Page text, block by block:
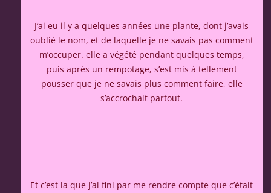
J’ai eu il y a quelques années une plante, dont j’avais
oublié le nom, et de laquelle je ne savais pas comment
m’occuper. elle a végété pendant quelques temps,
puis après un rempotage, s’est mis à tellement
pousser que je ne savais plus comment faire, elle
s’accrochait partout.
Et c’est la que j’ai fini par me rendre compte que c’était